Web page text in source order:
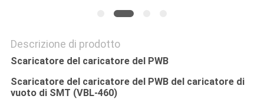
Descrizione di prodotto
Scaricatore del caricatore del PWB
Scaricatore del caricatore del PWB del caricatore di
vuoto di SMT (VBL-460)